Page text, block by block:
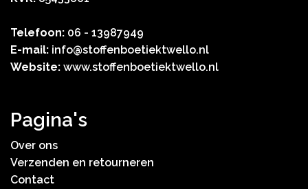
Telefoon: 06 - 13987949
E-mail: info@stoffenboetiektwello.nl
Website: www.stoffenboetiektwello.nl
Pagina's
Over ons
Verzenden en retourneren
Contact